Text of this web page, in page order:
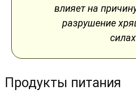
влияет на
разрушение
Продукты питания